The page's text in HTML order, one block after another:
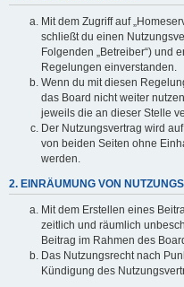
Mit dem Zugriff auf
schließt du einen
Folgenden „Betreiber“) und
Regelungen einverstanden.
Wenn du mit diesen
das Board nicht weiter
jeweils die an dieser Stelle
Der Nutzungsvertrag wird
von beiden Seiten ohne
werden.
2. EINRÄUMUNG VON
Mit dem Erstellen eines
zeitlich und räumlich
Beitrag im Rahmen des
Das Nutzungsrecht nach
Kündigung des